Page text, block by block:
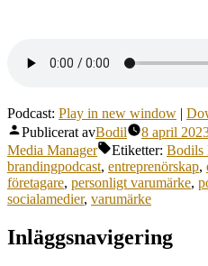
Podcast: Play in new window |
Publicerat avBodil 8 april
Media Manager
Etiketter: Bodils
brandingpodcast, entreprenörskap,
företagare, personligt varumärke,
socialamedier, varumärke
Inläggsnavigering